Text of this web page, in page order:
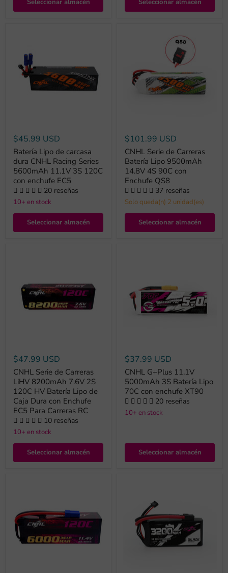
Seleccionar almacén Seleccionar almacén
$45.99 USD
Batería Lipo de carcasa
dura CNHL Racing Series
5600mAh 11.1V 3S 120C
con enchufe EC5
20 reseñas
10+ en stock
Seleccionar almacén
$101.99 USD
CNHL Serie de Carreras
Batería Lipo 9500mAh
14.8V 4S 90C con
Enchufe QS8
37 reseñas
Solo queda(n) 2 unidad(es)
Seleccionar almacén
$47.99 USD
CNHL Serie de Carreras
LiHV 8200mAh 7.6V 2S
120C HV Batería Lipo de
Caja Dura con Enchufe
EC5 Para Carreras RC
10 reseñas
10+ en stock
Seleccionar almacén
$37.99 USD
CNHL G+Plus 11.1V
5000mAh 3S Batería Lipo
70C con enchufe XT90
20 reseñas
10+ en stock
Seleccionar almacén